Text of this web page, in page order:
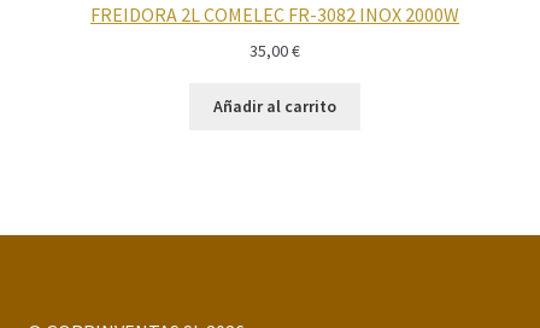
FREIDORA 2L COMELEC FR-3082 INOX 2000W
35,00€
Añadir al carrito